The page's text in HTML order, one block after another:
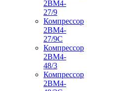
2ВМ4-
27/9
Компрессор
2ВМ4-
27/9С
Компрессор
2ВМ4-
48/3
Компрессор
2ВМ4-